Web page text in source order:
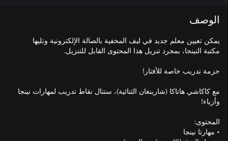
الوصف
يمكن تعيين معلم جديد في ليف المخفية بالصالة الإلكترونية وتليها
مع كاكاشي هاتاكا (شارينغان الثنائية)، ستنال نقاط تدريب لمهارات نينجا